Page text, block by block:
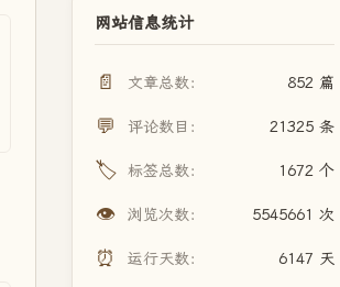
网站信息统计
📄 文章总数： 852 篇
💬 评论数目： 21325 条
🏷️ 标签总数： 1672 个
👁️ 浏览次数： 5545661 次
⏰ 运行天数： 6147 天